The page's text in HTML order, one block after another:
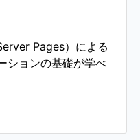
Pages）による
ションの基礎が学べ